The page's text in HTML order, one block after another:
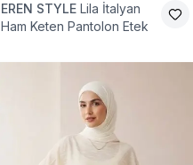
EREN STYLE Lila İtalyan
Ham Keten Pantolon Etek